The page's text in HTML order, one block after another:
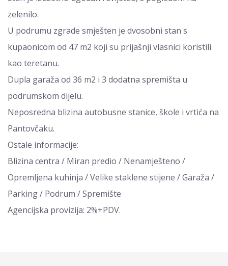
zelenilo.
U podrumu zgrade smješten je dvosobni stan s
kupaonicom od 47 m2 koji su prijašnji vlasnici koristili
kao teretanu.
Dupla garaža od 36 m2 i 3 dodatna spremišta u
podrumskom dijelu.
Neposredna blizina autobusne stanice, škole i vrtića na
Pantovčaku.
Ostale informacije:
Blizina centra / Miran predio / Nenamješteno /
Opremljena kuhinja / Velike staklene stijene / Garaža /
Parking / Podrum / Spremište
Agencijska provizija: 2%+PDV.